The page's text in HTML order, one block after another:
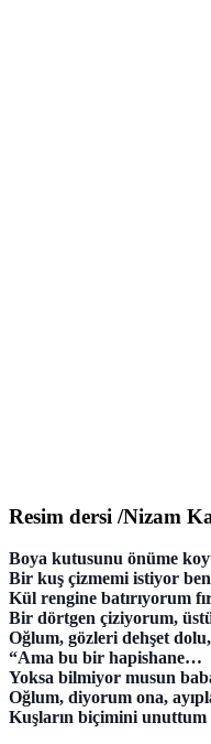
Resim dersi /Nizam
Boya kutusunu önüme
Bir kuş çizmemi istiyor
Kül rengine batırıyorum
Bir dörtgen çiziyorum,
Oğlum, gözleri dehşet
“Ama bu bir hapishane…
Yoksa bilmiyor musun
Oğlum, diyorum ona,
Kuşların biçimini unuttum